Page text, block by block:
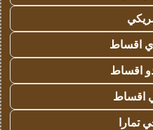
اقساط
اقساط
اقساط
تمارا